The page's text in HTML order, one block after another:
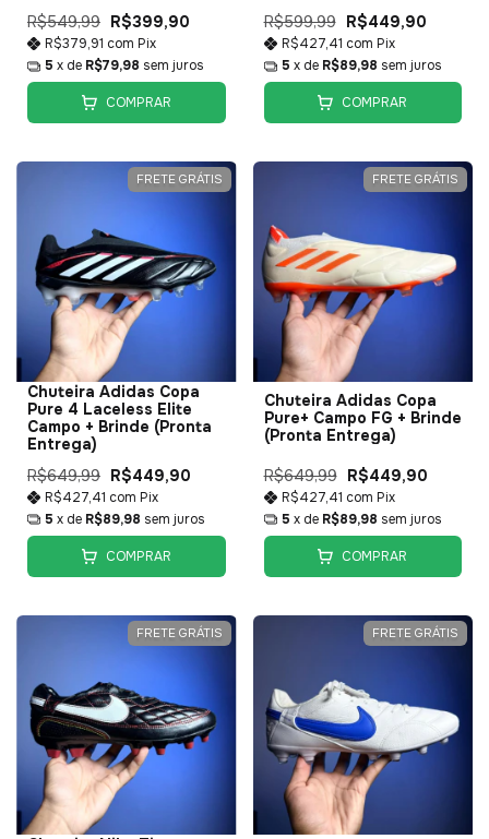
R$549,99 R$399,90
R$379,91 com Pix
5 x de R$79,98 sem juros
COMPRAR
R$599,99 R$449,90
R$427,41 com Pix
5 x de R$89,98 sem juros
COMPRAR
FRETE GRÁTIS
Chuteira Adidas Copa
Pure 4 Laceless Elite
Campo + Brinde (Pronta
Entrega)
R$649,99 R$449,90
R$427,41 com Pix
5 x de R$89,98 sem juros
COMPRAR
FRETE GRÁTIS
Chuteira Adidas Copa
Pure+ Campo FG + Brinde
(Pronta Entrega)
R$649,99 R$449,90
R$427,41 com Pix
5 x de R$89,98 sem juros
COMPRAR
FRETE GRÁTIS FRETE GRÁTIS